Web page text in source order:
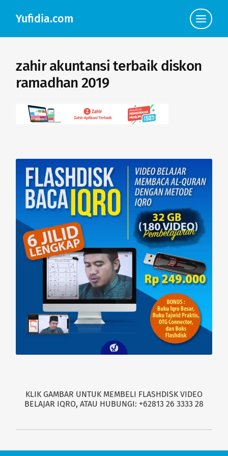
Yufidia.com
Click
to
view
zahir akuntansi terbaik diskon
ramadhan 2019
KLIK GAMBAR UNTUK MEMBELI FLASHDISK VIDEO
BELAJAR IQRO, ATAU HUBUNGI: +62813 26 3333 28